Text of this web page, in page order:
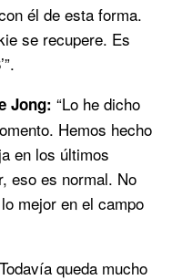
él de esta forma.
se recupere. Es
Jong: “Lo he dicho
Hemos hecho
en los últimos
eso es normal. No
mejor en el campo
queda mucho